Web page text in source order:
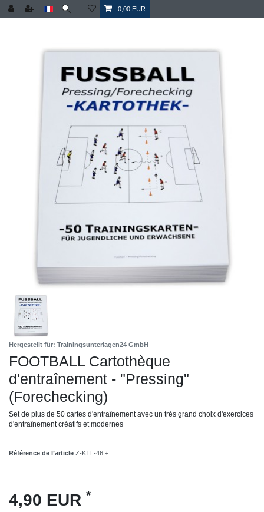
0,00 EUR
Hergestellt für: Trainingsunterlagen24 GmbH
FOOTBALL Cartothèque
d'entraînement - "Pressing"
(Forechecking)
Set de plus de 50 cartes d'entraînement avec un très grand choix d'exercices
d'entraînement créatifs et modernes
Référence de l’article Z-KTL-46 +
4,90 EUR *